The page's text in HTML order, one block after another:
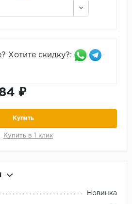
Хотите скидку?:
₽
Купить
Купить в 1 клик
Новинка